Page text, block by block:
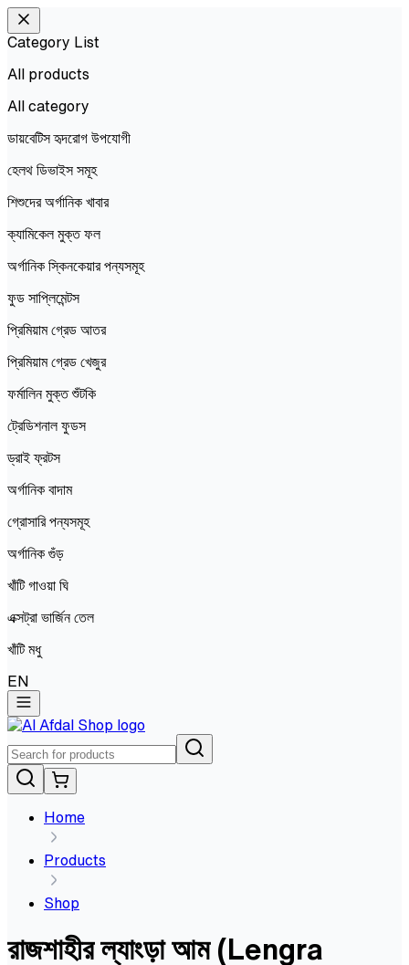
Category List
All products
All category
ডায়বেটিস হৃদরোগ উপযোগী
হেলথ ডিভাইস সমূহ
শিশুদের অর্গানিক খাবার
ক্যামিকেল মুক্ত ফল
অর্গানিক স্কিনকেয়ার পন্যসমূহ
ফুড সাপ্লিমেন্টস
প্রিমিয়াম গ্রেড আতর
প্রিমিয়াম গ্রেড খেজুর
ফর্মালিন মুক্ত শুঁটকি
ট্রেডিশনাল ফুডস
ড্রাই ফ্রটস
অর্গানিক বাদাম
গ্রোসারি পন্যসমূহ
অর্গানিক গুঁড়
খাঁটি গাওয়া ঘি
এক্সট্রা ভার্জিন তেল
খাঁটি মধু
EN
Home
Products
Shop
রাজশাহীর ল্যাংড়া আম (Lengra